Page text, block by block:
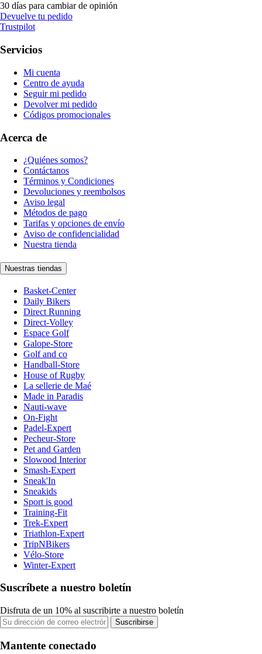
30 días para cambiar de opinión
Devuelve tu pedido
Trustpilot
Servicios
Mi cuenta
Centro de ayuda
Seguir mi pedido
Devolver mi pedido
Códigos promocionales
Acerca de
¿Quiénes somos?
Contáctanos
Términos y Condiciones
Devoluciones y reembolsos
Aviso legal
Métodos de pago
Tarifas y opciones de envío
Aviso de confidencialidad
Nuestra tienda
Nuestras tiendas
Basket-Center
Daily Bikers
Direct Running
Direct-Volley
Espace Golf
Galope-Store
Golf and co
Handball-Store
House of Rugby
La sellerie de Maé
Made in Paradis
Nauti-wave
On-Fight
Padel-Expert
Pecheur-Store
Pet and Garden
Slowood Interior
Smash-Expert
Sneak'In
Sneakids
Sport is good
Training-Fit
Trek-Expert
Triathlon-Expert
TripNBikers
Vélo-Store
Winter-Expert
Suscríbete a nuestro boletín
Disfruta de un 10% al suscribirte a nuestro boletín
Suscribirse
Mantente conectado